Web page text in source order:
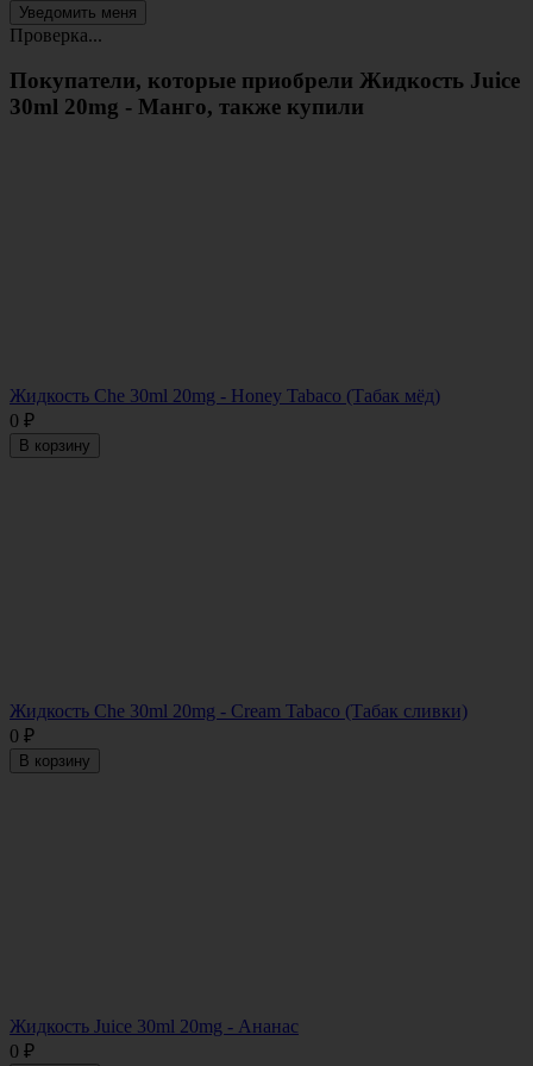
Проверка...
Покупатели, которые приобрели Жидкость Juice
30ml 20mg - Манго, также купили
Жидкость Che 30ml 20mg - Honey Tabaco (Табак мёд)
0 ₽
В корзину
Жидкость Che 30ml 20mg - Cream Tabaco (Табак сливки)
0 ₽
В корзину
Жидкость Juice 30ml 20mg - Ананас
0 ₽